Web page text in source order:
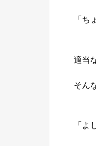
「
適当
そん
「よ